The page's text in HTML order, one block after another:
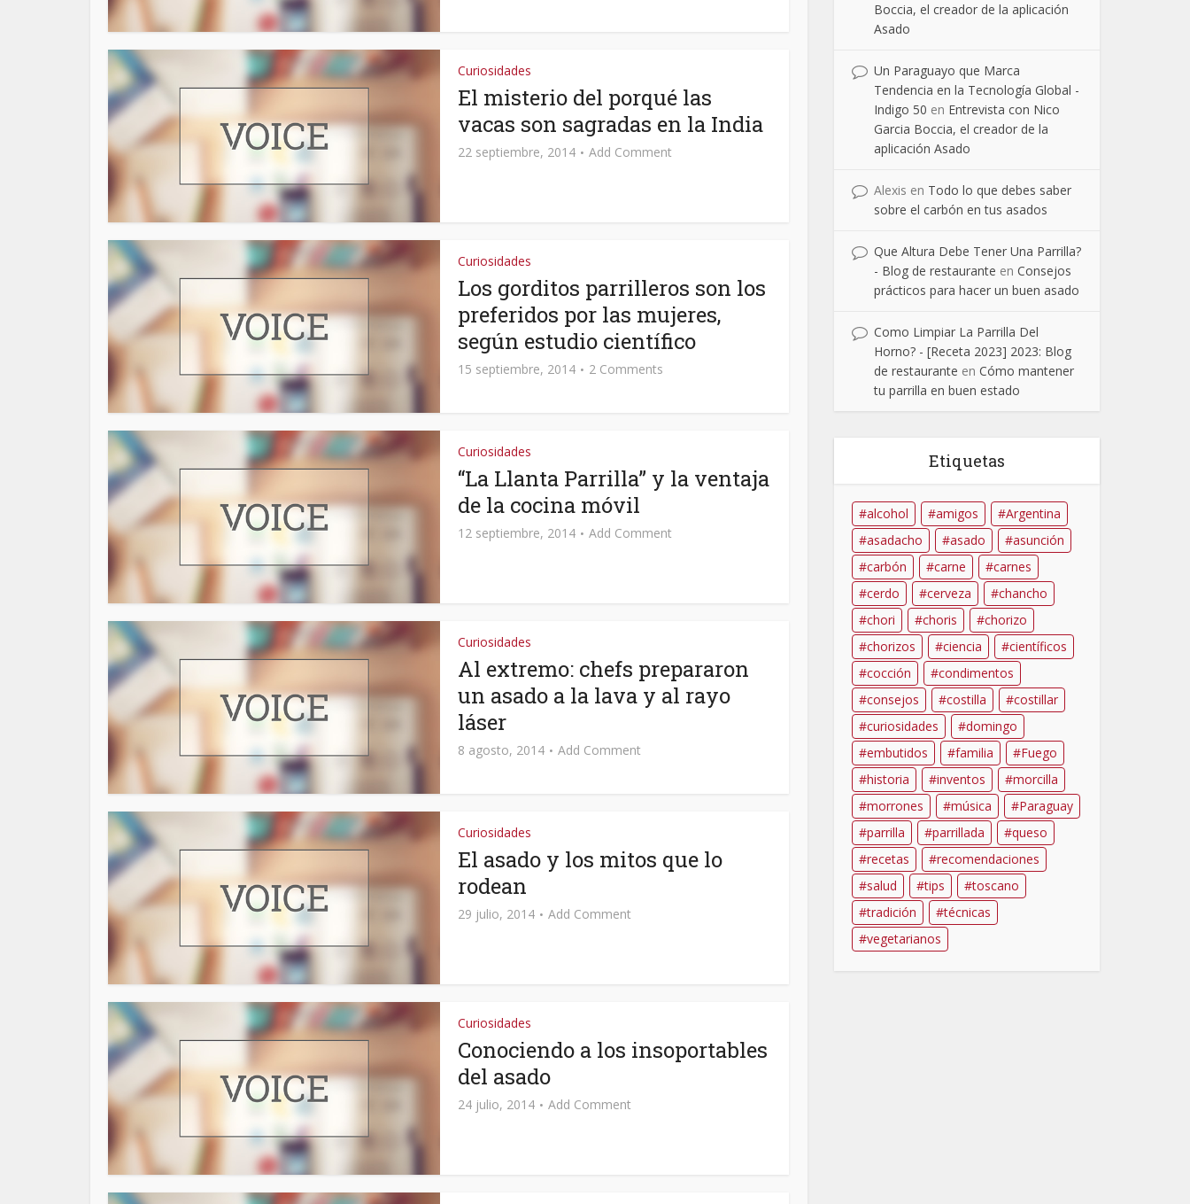
Curiosidades
El misterio del porqué las
vacas son sagradas en la India
22 septiembre, 2014 Add Comment
Curiosidades
Los gorditos parrilleros son los
preferidos por las mujeres,
según estudio científico
15 septiembre, 2014 2 Comments
Curiosidades
“La Llanta Parrilla” y la ventaja
de la cocina móvil
12 septiembre, 2014 Add Comment
Curiosidades
Al extremo: chefs prepararon
un asado a la lava y al rayo
láser
8 agosto, 2014 Add Comment
Curiosidades
El asado y los mitos que lo
rodean
29 julio, 2014 Add Comment
Curiosidades
Conociendo a los insoportables
del asado
24 julio, 2014 Add Comment
Boccia, el creador de la aplicación
Asado
Un Paraguayo que Marca
Tendencia en la Tecnología Global -
Indigo 50 en Entrevista con Nico
Garcia Boccia, el creador de la
aplicación Asado
Alexis en Todo lo que debes saber
sobre el carbón en tus asados
Que Altura Debe Tener Una Parrilla?
- Blog de restaurante en Consejos
prácticos para hacer un buen asado
Como Limpiar La Parrilla Del
Horno? - [Receta 2023] 2023: Blog
de restaurante en Cómo mantener
tu parrilla en buen estado
Etiquetas
alcohol amigos
Argentina
asadacho
asado
asunción
carbón
carne
carnes
cerdo
cerveza
chancho
chori
choris
chorizo
chorizos
ciencia
científicos
cocción
condimentos
consejos
costilla
costillar
curiosidades
domingo
embutidos
familia
Fuego
historia
inventos
morcilla
morrones
música
Paraguay
parrilla
parrillada
queso
recetas
recomendaciones
salud
tips
toscano
tradición
técnicas
vegetarianos